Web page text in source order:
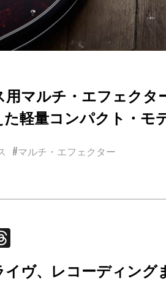
用マルチ・エフェク
軽量コンパクト・モ
#マルチ・エフェクター
イヴ、レコーディン